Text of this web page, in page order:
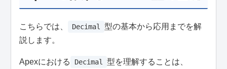
こちらでは、 Decimal 型の基本から応用までを解
説します。
Apexにおける Decimal 型を理解することは、